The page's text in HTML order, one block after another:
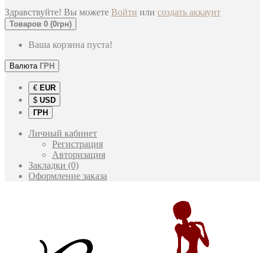
Здравствуйте! Вы можете Войти или создать аккаунт
Товаров 0 (0грн)
Ваша корзина пуста!
Валюта ГРН
€ EUR
$ USD
ГРН
Личный кабинет
Регистрация
Авторизация
Закладки (0)
Оформление заказа